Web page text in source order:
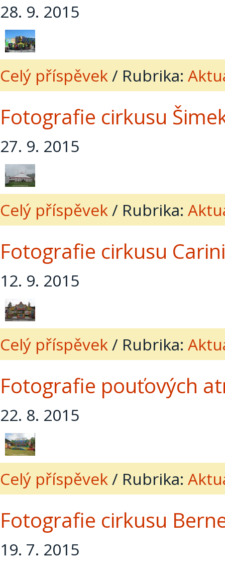
28. 9. 2015
Celý příspěvek/ Rubrika:
Fotografie cirkusu
27. 9. 2015
Celý příspěvek/ Rubrika:
Fotografie cirkusu
12. 9. 2015
Celý příspěvek/ Rubrika:
Fotografie pouťových
22. 8. 2015
Celý příspěvek/ Rubrika:
Fotografie cirkusu
19. 7. 2015